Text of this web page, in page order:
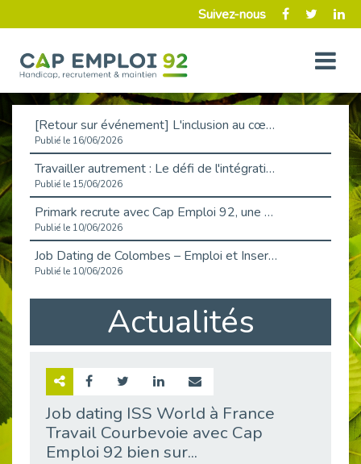
Suivez-nous
[Retour sur événement] L'inclusion au cœur de la Place de l'Emploi à La Défense !
Publié le 16/06/2026
Travailler autrement : Le défi de l'intégration des maladies chroniques en entreprise
Publié le 15/06/2026
Primark recrute avec Cap Emploi 92, une matinée couronnée de succès !
Publié le 10/06/2026
Job Dating de Colombes – Emploi et Insertion
Publié le 10/06/2026
Aborder l'entretien et la situation de handicap en toute confiance
Publié le 09/06/2026
Retour sur l’atelier « Optimiser sa recherche d’emploi »
Publié le 02/06/2026
Actualités
Job dating ISS World à France
Travail Courbevoie avec Cap
Emploi 92 bien sur...